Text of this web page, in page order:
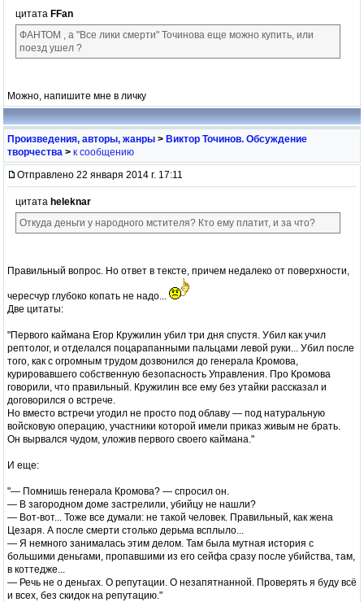
цитата FFan
ФАНТОМ , а "Все лики смерти" Точинова еще можно купить, или
поезд ушел ?
Можно, напишите мне в личку
Произведения, авторы, жанры > Виктор Точинов. Обсуждение
творчества > к сообщению
Отправлено 22 января 2014 г. 17:11
цитата heleknar
Откуда деньги у народного мстителя? Кто ему платит, и за что?
Правильный вопрос. Но ответ в тексте, причем недалеко от поверхности,
чересчур глубоко копать не надо...
Две цитаты:
"Первого каймана Егор Кружилин убил три дня спустя. Убил как учил
рептолог, и отделался поцарапанными пальцами левой руки... Убил после
того, как с огромным трудом дозвонился до генерала Кромова,
курировавшего собственную безопасность Управления. Про Кромова
говорили, что правильный. Кружилин все ему без утайки рассказал и
договорился о встрече.
Но вместо встречи угодил не просто под облаву — под натуральную
войсковую операцию, участники которой имели приказ живым не брать.
Он вырвался чудом, уложив первого своего каймана."
И еще:
"— Помнишь генерала Кромова? — спросил он.
— В загородном доме застрелили, убийцу не нашли?
— Вот-вот... Тоже все думали: не такой человек. Правильный, как жена
Цезаря. А после смерти столько дерьма всплыло...
— Я немного занималась этим делом. Там была мутная история с
большими деньгами, пропавшими из его сейфа сразу после убийства, там,
в коттедже...
— Речь не о деньгах. О репутации. О незапятнанной. Проверять я буду всё
и всех, без скидок на репутацию."